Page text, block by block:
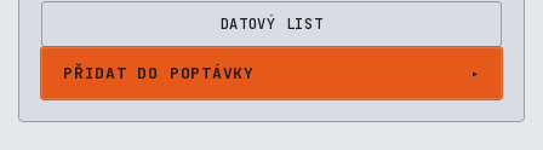
DATOVÝ LIST
PŘIDAT DO POPTÁVKY